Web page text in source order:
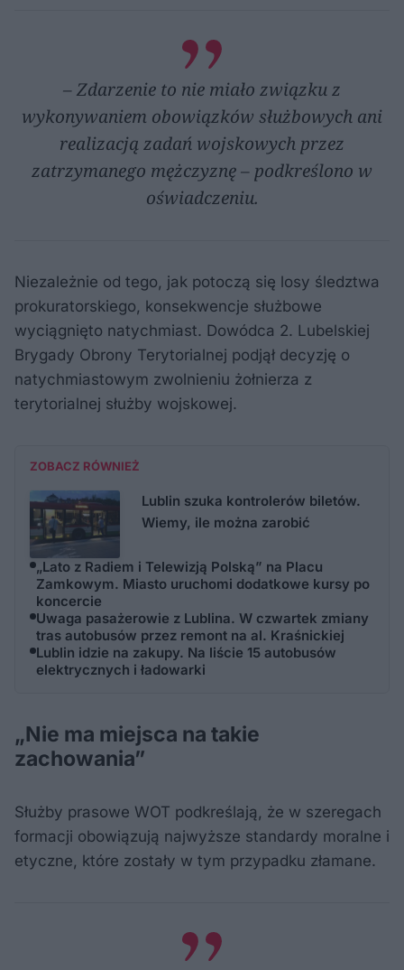
– Zdarzenie to nie miało związku z
wykonywaniem obowiązków służbowych ani
realizacją zadań wojskowych przez
zatrzymanego mężczyznę – podkreślono w
oświadczeniu.
Niezależnie od tego, jak potoczą się losy śledztwa
prokuratorskiego, konsekwencje służbowe
wyciągnięto natychmiast. Dowódca 2. Lubelskiej
Brygady Obrony Terytorialnej podjął decyzję o
natychmiastowym zwolnieniu żołnierza z
terytorialnej służby wojskowej.
ZOBACZ RÓWNIEŻ
Lublin szuka kontrolerów biletów.
Wiemy, ile można zarobić
„Lato z Radiem i Telewizją Polską” na Placu
Zamkowym. Miasto uruchomi dodatkowe kursy po
koncercie
Uwaga pasażerowie z Lublina. W czwartek zmiany
tras autobusów przez remont na al. Kraśnickiej
Lublin idzie na zakupy. Na liście 15 autobusów
elektrycznych i ładowarki
„Nie ma miejsca na takie
zachowania”
Służby prasowe WOT podkreślają, że w szeregach
formacji obowiązują najwyższe standardy moralne i
etyczne, które zostały w tym przypadku złamane.